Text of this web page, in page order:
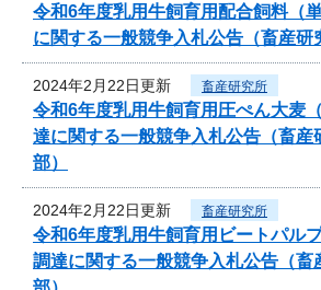
令和6年度乳用牛飼育用配合飼料（
に関する一般競争入札公告（畜産研
2024年2月22日更新 畜産研究所
令和6年度乳用牛飼育用圧ぺん大麦
達に関する一般競争入札公告（畜産
部）
2024年2月22日更新 畜産研究所
令和6年度乳用牛飼育用ビートパル
調達に関する一般競争入札公告（畜